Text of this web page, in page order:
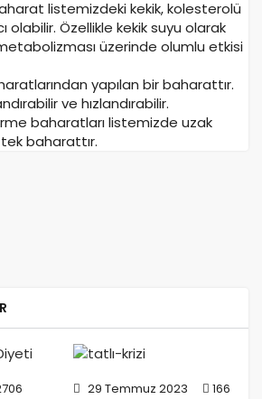
listemizdeki kekik, kolesterolü
olabilir. Özellikle kekik suyu olarak
üzerinde olumlu etkisi
yapılan bir baharattır.
ve hızlandırabilir.
baharatları listemizde uzak
baharattır.
29 Temmuz 2023 166